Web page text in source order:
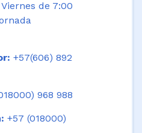
de 7:00
+57(606) 892
968 988
+57 (018000)